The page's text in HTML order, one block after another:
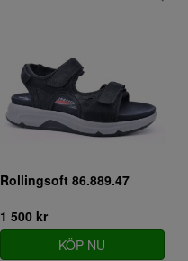
Rollingsoft 86.889.47
1 500 kr
KÖP NU